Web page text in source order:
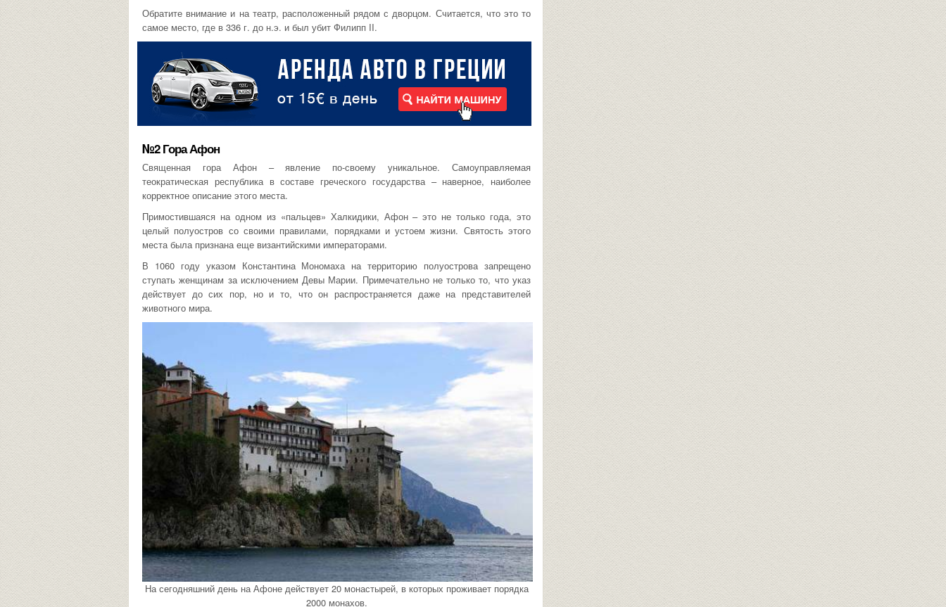
Обратите внимание и на театр, расположенный рядом с дворцом. Считается, что это то
самое место, где в 336 г. до н.э. и был убит Филипп II.
№2 Гора Афон
Священная гора Афон – явление по-своему уникальное. Самоуправляемая
теократическая республика в составе греческого государства – наверное, наиболее
корректное описание этого места.
Примостившаяся на одном из «пальцев» Халкидики, Афон – это не только года, это
целый полуостров со своими правилами, порядками и устоем жизни. Святость этого
места была признана еще византийскими императорами.
В 1060 году указом Константина Мономаха на территорию полуострова запрещено
ступать женщинам за исключением Девы Марии. Примечательно не только то, что указ
действует до сих пор, но и то, что он распространяется даже на представителей
животного мира.
На сегодняшний день на Афоне действует 20 монастырей, в которых проживает порядка
2000 монахов.